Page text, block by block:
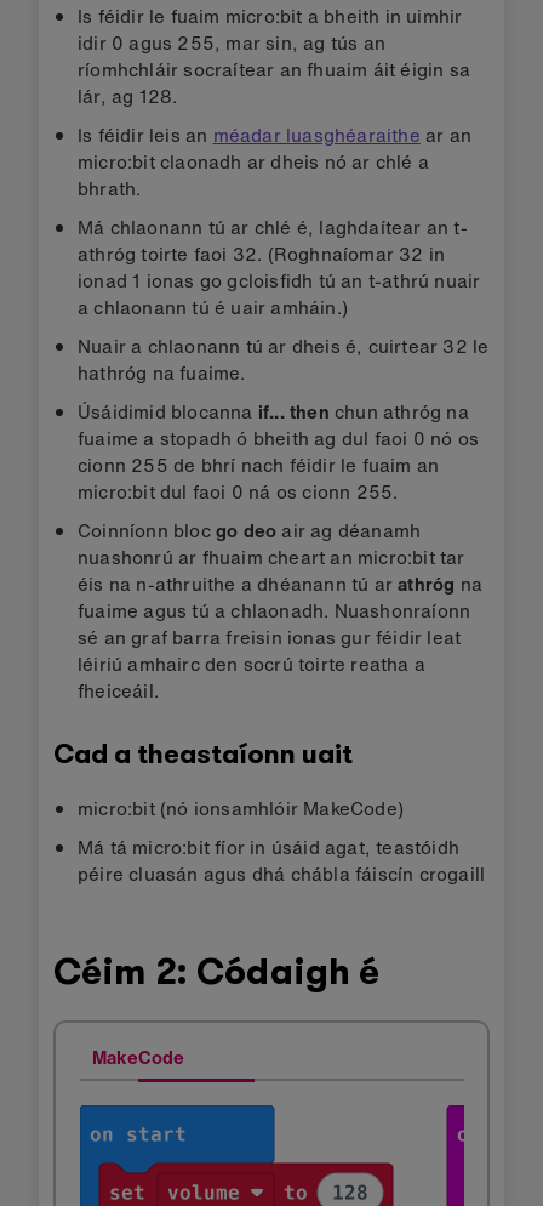
Is féidir le fuaim micro:bit a bheith in uimhir
idir 0 agus 255, mar sin, ag tús an
ríomhchláir socraítear an fhuaim áit éigin sa
lár, ag 128.
Is féidir leis an méadar luasghéaraithe ar an
micro:bit claonadh ar dheis nó ar chlé a
bhrath.
Má chlaonann tú ar chlé é, laghdaítear an t-
athróg toirte faoi 32. (Roghnaíomar 32 in
ionad 1 ionas go gcloisfidh tú an t-athrú nuair
a chlaonann tú é uair amháin.)
Nuair a chlaonann tú ar dheis é, cuirtear 32 le
hathróg na fuaime.
Úsáidimid blocanna if... then chun athróg na
fuaime a stopadh ó bheith ag dul faoi 0 nó os
cionn 255 de bhrí nach féidir le fuaim an
micro:bit dul faoi 0 ná os cionn 255.
Coinníonn blocgo deo air ag déanamh
nuashonrú ar fhuaim cheart an micro:bit tar
éis na n-athruithe a dhéanann tú arathróg na
fuaime agus tú a chlaonadh. Nuashonraíonn
sé an graf barra freisin ionas gur féidir leat
léiriú amhairc den socrú toirte reatha a
fheiceáil.
Cad a theastaíonn uait
micro:bit (nó ionsamhlóir MakeCode)
Má tá micro:bit fíor in úsáid agat, teastóidh
péire cluasán agus dhá chábla fáiscín crogaill
Céim 2: Códaigh é
MakeCode